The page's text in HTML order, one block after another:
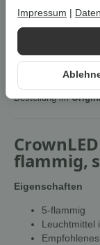
Umwelt zu
Umverpackungen.
Bestellung im
flammig,
Eigenschaften
5-flammig
Leuchtmittel
Impressum